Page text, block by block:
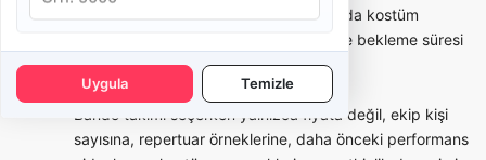
Uygula Temizle
tercih edilebilir. Bu tür organizasyonlarda kostüm
bütünlüğü, saat planı, yürüyüş rotası ve bekleme süresi
teklifin önemli parçalarıdır.
Bando takımı seçerken yalnızca fiyata değil, ekip kişi
sayısına, repertuar örneklerine, daha önceki performans